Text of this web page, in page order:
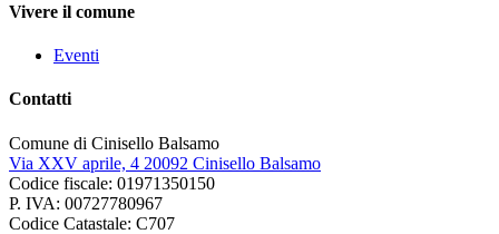
Vivere il comune
Eventi
Contatti
Comune di Cinisello Balsamo
Via XXV aprile, 4 20092 Cinisello Balsamo
Codice fiscale: 01971350150
P. IVA: 00727780967
Codice Catastale: C707